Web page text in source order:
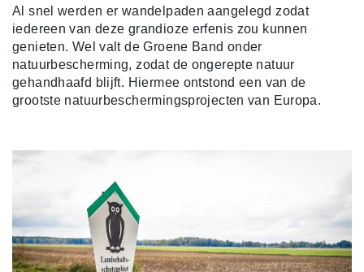
Al snel werden er wandelpaden aangelegd zodat
iedereen van deze grandioze erfenis zou kunnen
genieten. Wel valt de Groene Band onder
natuurbescherming, zodat de ongerepte natuur
gehandhaafd blijft. Hiermee ontstond een van de
grootste natuurbeschermingsprojecten van Europa.